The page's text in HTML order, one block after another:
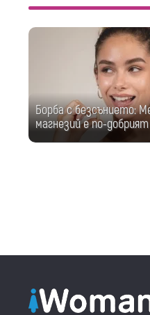
Борба с безсънието:
магнезий е по-